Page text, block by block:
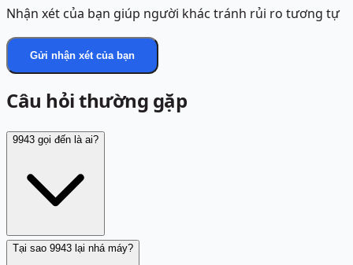
Nhận xét của bạn giúp người khác tránh rủi ro tương tự
Gửi nhận xét của bạn
Câu hỏi thường gặp
9943 gọi đến là ai?
Theo nhận xét cộng đồng, 9943 được nghi là số ảo hoặc
Tại sao 9943 lại nhá máy?